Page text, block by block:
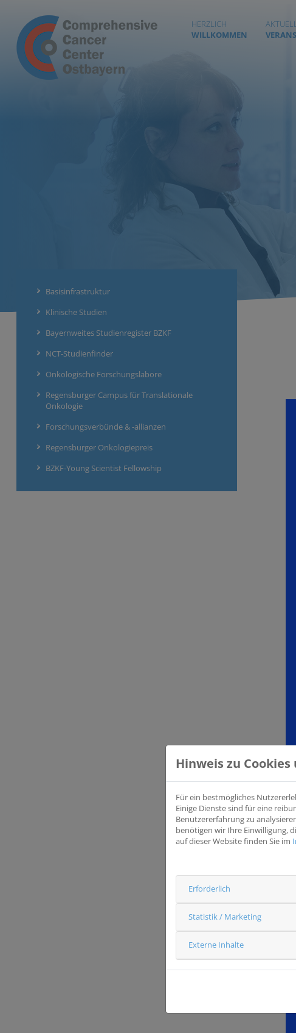
HERZLICH
WILLKOMMEN
Basisinfrastruktur
Klinische Studien
Bayernweites Studienregister BZKF
NCT-Studienfinder
Onkologische Forschungslabore
Regensburger Campus für Translationale
Onkologie
Forschungsverbünde & -allianzen
Regensburger Onkologiepreis
BZKF-Young Scientist Fellowship
Hinweis zu
Für ein bestmögliches
Einige Dienste sind für eine
Benutzererfahrung zu
benötigen wir Ihre Einwilligung,
auf dieser Website finden Sie im
Erforderlich
Statistik / Marketing
Externe Inhalte